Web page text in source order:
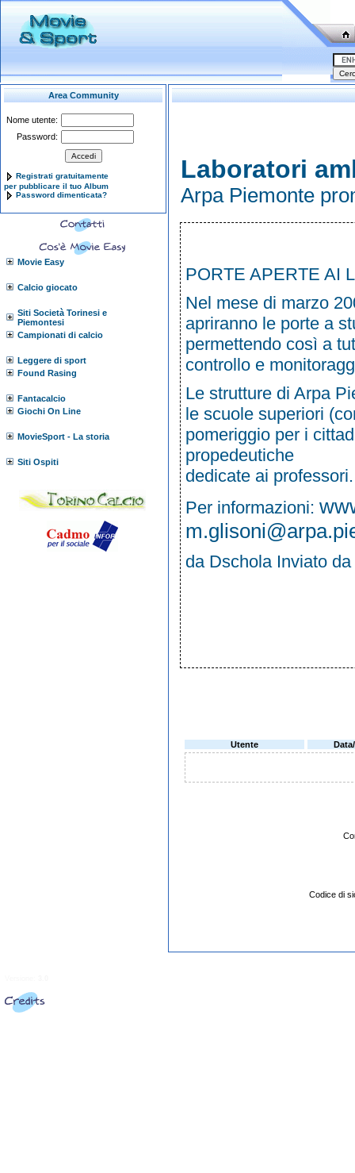
Area Community
Nome utente:
Password:
Registrati gratuitamente
per pubblicare il tuo Album
Password dimenticata?
Movie Easy
Calcio giocato
Siti Società Torinesi e
Piemontesi
Campionati di calcio
Leggere di sport
Found Rasing
Fantacalcio
Giochi On Line
MovieSport - La storia
Siti Ospiti
Laboratori
Arpa Piemonte
PORTE APERTE AI
Nel mese di marzo
apriranno le porte a
permettendo così a
controllo e
Le strutture di Arpa
le scuole superiori
pomeriggio per i
propedeutiche
dedicate ai professori.
Per informazioni:
da Dschola Inviato da
Utente
Codice di